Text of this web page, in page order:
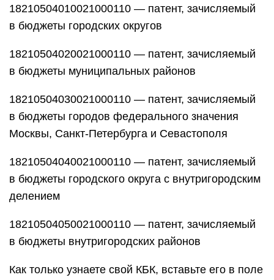
18210504010021000110 — патент, зачисляемый
в бюджеты городских округов
18210504020021000110 — патент, зачисляемый
в бюджеты муниципальных районов
18210504030021000110 — патент, зачисляемый
в бюджеты городов федерального значения
Москвы, Санкт-Петербурга и Севастополя
18210504040021000110 — патент, зачисляемый
в бюджеты городского округа с внутригородским
делением
18210504050021000110 — патент, зачисляемый
в бюджеты внутригородских районов
Как только узнаете свой КБК, вставьте его в поле